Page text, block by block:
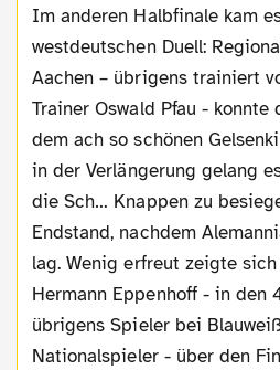
Im anderen Halbfinale kam es zu einem
westdeutschen Duell:
Aachen – übrigens trainiert
Trainer Oswald Pfau -
dem ach so schönen
in der Verlängerung gelang
die Sch… Knappen zu
Endstand, nachdem
lag. Wenig erfreut zeigte
Hermann Eppenhoff - in den
übrigens Spieler bei
Nationalspieler - über den